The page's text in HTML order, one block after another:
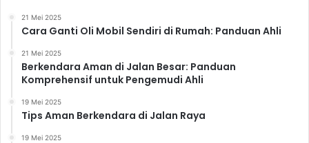
bagi kesehatan mental dan fisik. Tertawa dapat
rasa sakit dan meningkatkan suasana hati. Tertawa
juga dapat meningkatkan sistem imun dan
menurunkan tekanan darah.
tertawa?Luangkan waktu untuk menonton film komedi,
menghabiskan waktu bersama orang-orang yang
21 Mei 2025
Cara Ganti Oli Mobil Sendiri di Rumah: Panduan Ahli
21 Mei 2025
Berkendara Aman di Jalan Besar: Panduan
Komprehensif untuk Pengemudi Ahli
19 Mei 2025
Tips Aman Berkendara di Jalan Raya
19 Mei 2025